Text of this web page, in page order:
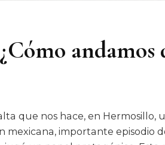
andamos
que nos hace, en Hermosillo,
mexicana, importante episodio